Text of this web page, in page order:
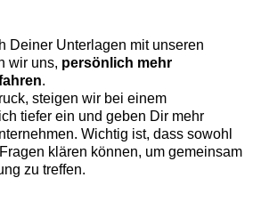
Deiner Unterlagen mit unseren
wir uns, persönlich mehr
.
steigen wir bei einem
tiefer ein und geben Dir mehr
Wichtig ist, dass sowohl
klären können, um gemeinsam
zu treffen.